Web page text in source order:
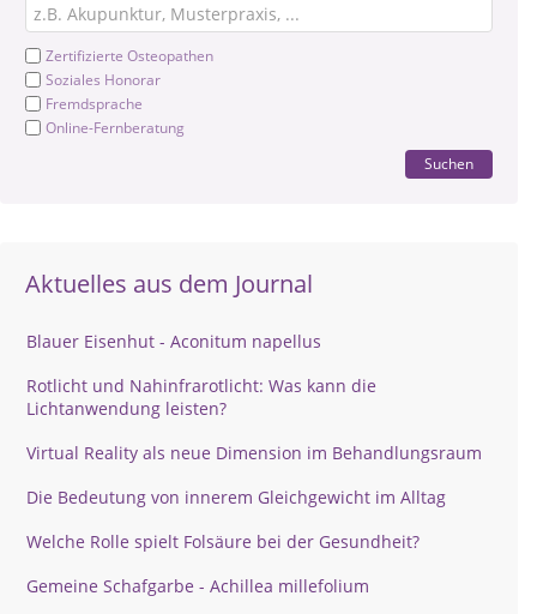
Zertifizierte Osteopathen
Soziales Honorar
Fremdsprache
Online-Fernberatung
Suchen
Aktuelles aus dem Journal
Blauer Eisenhut - Aconitum napellus
Rotlicht und Nahinfrarotlicht: Was kann die
Lichtanwendung leisten?
Virtual Reality als neue Dimension im Behandlungsraum
Die Bedeutung von innerem Gleichgewicht im Alltag
Welche Rolle spielt Folsäure bei der Gesundheit?
Gemeine Schafgarbe - Achillea millefolium